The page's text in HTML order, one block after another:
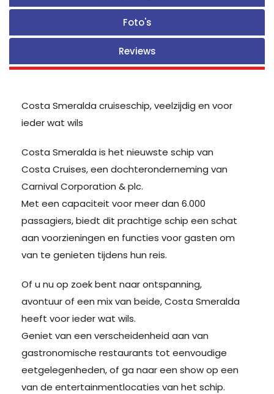
Foto's
Reviews
Costa Smeralda cruiseschip, veelzijdig en voor
ieder wat wils
Costa Smeralda is het nieuwste schip van
Costa Cruises, een dochteronderneming van
Carnival Corporation & plc.
Met een capaciteit voor meer dan 6.000
passagiers, biedt dit prachtige schip een schat
aan voorzieningen en functies voor gasten om
van te genieten tijdens hun reis.
Of u nu op zoek bent naar ontspanning,
avontuur of een mix van beide, Costa Smeralda
heeft voor ieder wat wils.
Geniet van een verscheidenheid aan van
gastronomische restaurants tot eenvoudige
eetgelegenheden, of ga naar een show op een
van de entertainmentlocaties van het schip.